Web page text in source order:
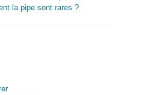
la pipe sont rares ?